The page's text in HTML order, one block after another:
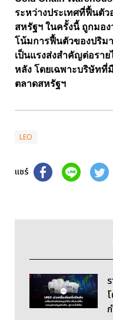
ระหว่างประเทศที่ฟื้นตัว
สหรัฐฯ ในครั้งนี้ ถูกมอ
โน้มการฟื้นตัวของปริม
เป็นแรงส่งสำคัญต่อรา
หลัง โดยเฉพาะบริษัทที่
ตลาดสหรัฐฯ
LEO
แชร์